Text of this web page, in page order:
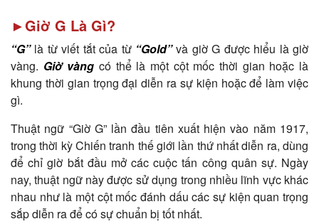
►Giờ G Là Gì?
“G”là từ viết tắt của từ “Gold” và giờ G được hiểu là giờ
vàng. Giờ vàng có thể là một cột mốc thời gian hoặc là
khung thời gian trọng đại diễn ra sự kiện hoặc để làm việc
gì.
Thuật ngữ “Giờ G” lần đầu tiên xuất hiện vào năm 1917,
trong thời kỳ Chiến tranh thế giới lần thứ nhất diễn ra, dùng
để chỉ giờ bắt đầu mở các cuộc tấn công quân sự. Ngày
nay, thuật ngữ này được sử dụng trong nhiều lĩnh vực khác
nhau như là một cột mốc đánh dấu các sự kiện quan trọng
sắp diễn ra để có sự chuẩn bị tốt nhất.